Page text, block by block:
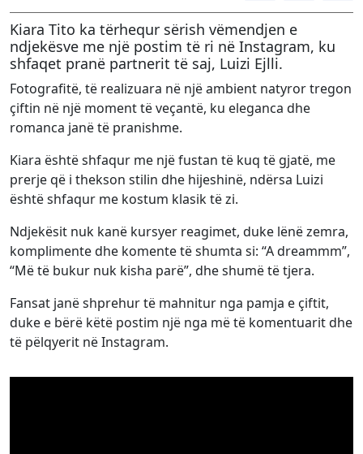
Kiara Tito ka tërhequr sërish vëmendjen e
ndjekësve me një postim të ri në Instagram, ku
shfaqet pranë partnerit të saj, Luizi Ejlli.
Fotografitë, të realizuara në një ambient natyror tregon
çiftin në një moment të veçantë, ku eleganca dhe
romanca janë të pranishme.
Kiara është shfaqur me një fustan të kuq të gjatë, me
prerje që i thekson stilin dhe hijeshinë, ndërsa Luizi
është shfaqur me kostum klasik të zi.
Ndjekësit nuk kanë kursyer reagimet, duke lënë zemra,
komplimente dhe komente të shumta si: “A dreammm”,
“Më të bukur nuk kisha parë”, dhe shumë të tjera.
Fansat janë shprehur të mahnitur nga pamja e çiftit,
duke e bërë këtë postim një nga më të komentuarit dhe
të pëlqyerit në Instagram.